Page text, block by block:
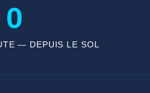
0
— DEPUIS LE SOL